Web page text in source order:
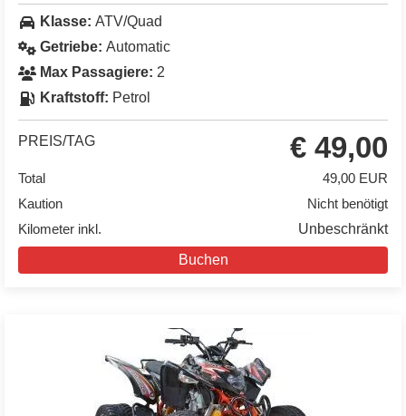
Klasse: ATV/Quad
Getriebe: Automatic
Max Passagiere: 2
Kraftstoff: Petrol
PREIS/TAG € 49,00
Total
49,00 EUR
Kaution
Nicht benötigt
Kilometer inkl.
Unbeschränkt
Buchen